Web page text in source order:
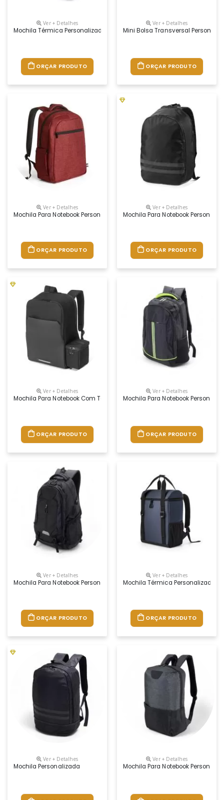
Ver + Detalhes
Mochila Térmica Personalizada
ORÇAR PRODUTO
Ver + Detalhes
Mini Bolsa Transversal
ORÇAR PRODUTO
Ver + Detalhes
Mochila Para Notebook Personalizada
ORÇAR PRODUTO
Ver + Detalhes
Mochila Para Notebook
ORÇAR PRODUTO
Ver + Detalhes
Mochila Para Notebook Com Térmica Personalizada
ORÇAR PRODUTO
Ver + Detalhes
Mochila Para Notebook
ORÇAR PRODUTO
Ver + Detalhes
Mochila Para Notebook Personalizada
ORÇAR PRODUTO
Ver + Detalhes
Mochila Térmica Personalizada
ORÇAR PRODUTO
Ver + Detalhes
Mochila Personalizada
Ver + Detalhes
Mochila Para Notebook